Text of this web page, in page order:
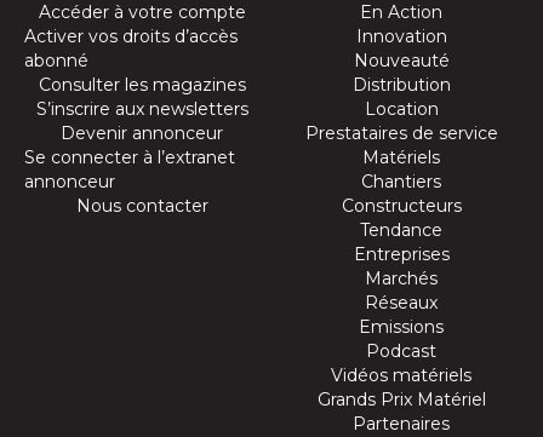
Accéder à votre compte
Activer vos droits d’accès
abonné
Consulter les magazines
S’inscrire aux newsletters
Devenir annonceur
Se connecter à l’extranet
annonceur
Nous contacter
En Action
Innovation
Nouveauté
Distribution
Location
Prestataires de service
Matériels
Chantiers
Constructeurs
Tendance
Entreprises
Marchés
Réseaux
Emissions
Podcast
Vidéos matériels
Grands Prix Matériel
Partenaires